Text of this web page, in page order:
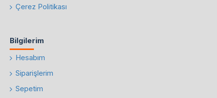
Çerez Politikası
Bilgilerim
Hesabım
Siparişlerim
Sepetim